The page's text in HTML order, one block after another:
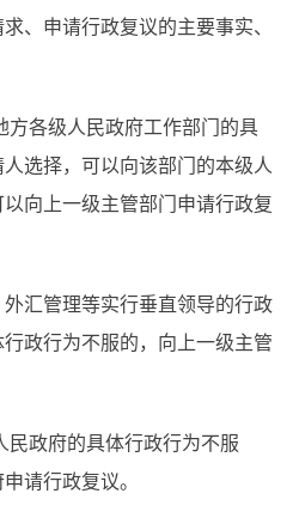
、申请行政复议的主要事实、
各级人民政府工作部门的具
选择，可以向该部门的本级人
向上一级主管部门申请行政复
汇管理等实行垂直领导的行政
政行为不服的，向上一级主管
政府的具体行政行为不服
请行政复议。